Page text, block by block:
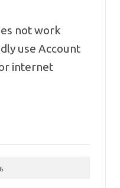
not work
use Account
internet